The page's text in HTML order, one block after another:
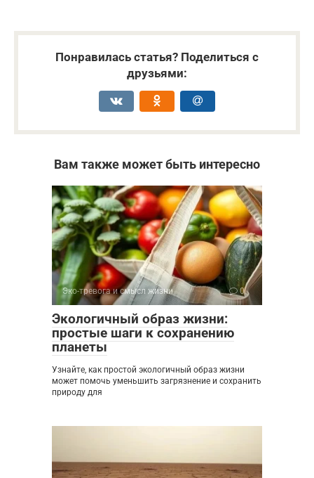
Понравилась статья? Поделиться с
друзьями:
Вам также может быть интересно
Эко-тревога и смысл жизни 0
Экологичный образ жизни:
простые шаги к сохранению
планеты
Узнайте, как простой экологичный образ жизни
может помочь уменьшить загрязнение и сохранить
природу для